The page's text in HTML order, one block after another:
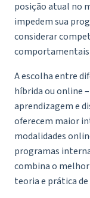
posição atual no
impedem sua
considerar
comportamentais
A escolha entre
híbrida ou online
aprendizagem e
oferecem maior
modalidades
programas
combina o
teoria e prática